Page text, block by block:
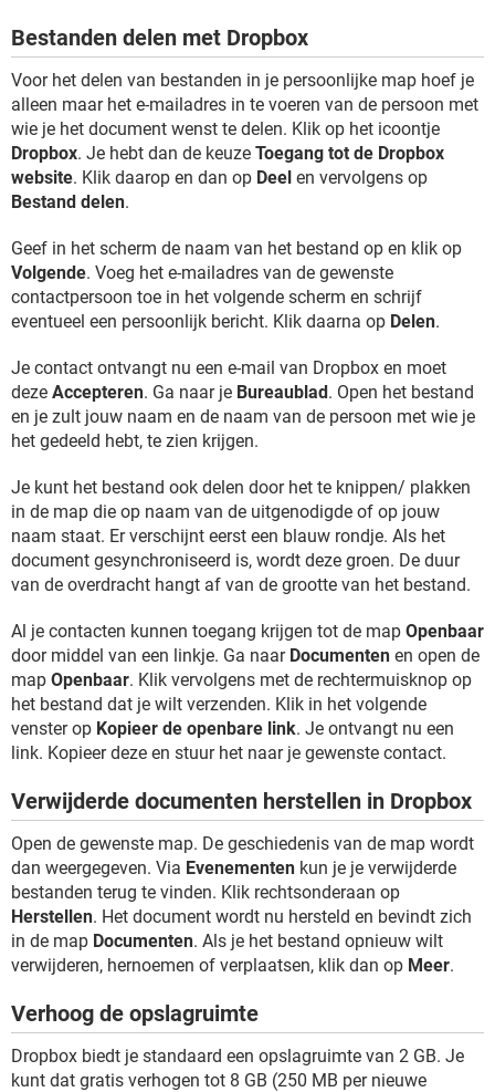
Bestanden delen met Dropbox
Voor het delen van bestanden in je persoonlijke map hoef je
alleen maar het e-mailadres in te voeren van de persoon met
wie je het document wenst te delen. Klik op het icoontje
Dropbox. Je hebt dan de keuze Toegang tot de Dropbox
website. Klik daarop en dan op Deel en vervolgens op
Bestand delen.
Geef in het scherm de naam van het bestand op en klik op
Volgende. Voeg het e-mailadres van de gewenste
contactpersoon toe in het volgende scherm en schrijf
eventueel een persoonlijk bericht. Klik daarna op Delen.
Je contact ontvangt nu een e-mail van Dropbox en moet
deze Accepteren. Ga naar je Bureaublad. Open het bestand
en je zult jouw naam en de naam van de persoon met wie je
het gedeeld hebt, te zien krijgen.
Je kunt het bestand ook delen door het te knippen/ plakken
in de map die op naam van de uitgenodigde of op jouw
naam staat. Er verschijnt eerst een blauw rondje. Als het
document gesynchroniseerd is, wordt deze groen. De duur
van de overdracht hangt af van de grootte van het bestand.
Al je contacten kunnen toegang krijgen tot de map Openbaar
door middel van een linkje. Ga naar Documenten en open de
map Openbaar. Klik vervolgens met de rechtermuisknop op
het bestand dat je wilt verzenden. Klik in het volgende
venster op Kopieer de openbare link. Je ontvangt nu een
link. Kopieer deze en stuur het naar je gewenste contact.
Verwijderde documenten herstellen in Dropbox
Open de gewenste map. De geschiedenis van de map wordt
dan weergegeven. Via Evenementen kun je je verwijderde
bestanden terug te vinden. Klik rechtsonderaan op
Herstellen. Het document wordt nu hersteld en bevindt zich
in de map Documenten. Als je het bestand opnieuw wilt
verwijderen, hernoemen of verplaatsen, klik dan op Meer.
Verhoog de opslagruimte
Dropbox biedt je standaard een opslagruimte van 2 GB. Je
kunt dat gratis verhogen tot 8 GB (250 MB per nieuwe